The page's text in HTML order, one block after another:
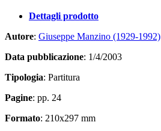
Dettagli prodotto
Autore: Giuseppe Manzino (1929-1992)
Data pubblicazione: 1/4/2003
Tipologia: Partitura
Pagine: pp. 24
Formato: 210x297 mm